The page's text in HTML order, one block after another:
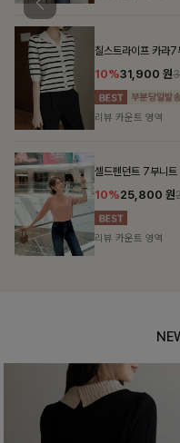
칠스트라이프 카라7
10%31,900 원
리뷰 카운트 영역
셀드펜던트 7부니트
10%25,800 원
리뷰 카운트 영역